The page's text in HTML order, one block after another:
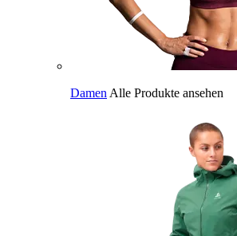
Damen Alle Produkte ansehen